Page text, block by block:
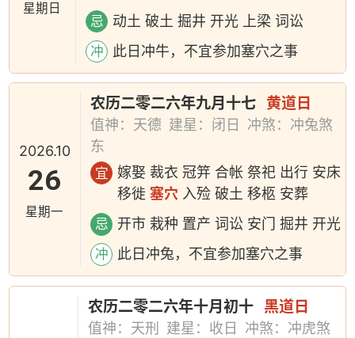
星期日
忌 动土 破土 掘井 开光 上梁 词讼
冲 此日冲牛，不宜参加塞穴之事
2026.10
26
星期一
农历二零二六年九月十七 黄道日
值神：天德 建星：闭日
冲煞：冲兔煞
东
宜
嫁娶 裁衣 冠笄 合帐 祭祀 出行 安床
移徙塞穴 入殓 破土 移柩 安葬
忌 开市 栽种 置产 词讼 安门 掘井 开光
冲 此日冲兔，不宜参加塞穴之事
农历二零二六年十月初十 黑道日
值神：天刑 建星：收日
冲煞：冲虎煞